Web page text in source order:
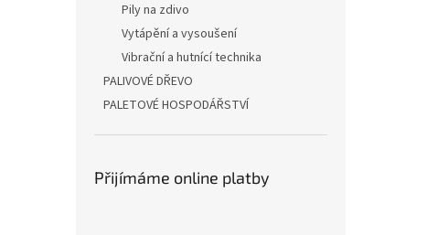
Pily na zdivo
Vytápění a vysoušení
Vibrační a hutnící technika
PALIVOVÉ DŘEVO
PALETOVÉ HOSPODÁŘSTVÍ
Přijímáme online platby